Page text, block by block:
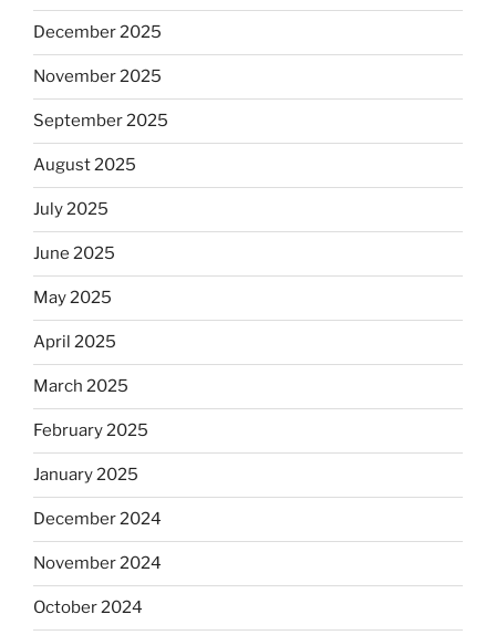
December 2025
November 2025
September 2025
August 2025
July 2025
June 2025
May 2025
April 2025
March 2025
February 2025
January 2025
December 2024
November 2024
October 2024